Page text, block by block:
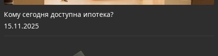
Кому сегодня доступна ипотека?
15.11.2025